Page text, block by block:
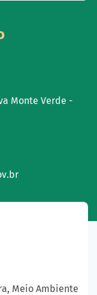
Monte Verde -
Meio Ambiente